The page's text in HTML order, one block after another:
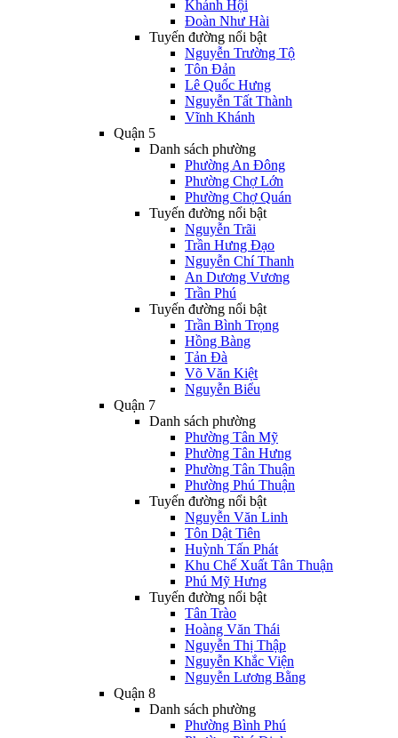
Khánh Hội
Đoàn Như Hài
Tuyến đường nổi bật
Nguyễn Trường Tộ
Tôn Đản
Lê Quốc Hưng
Nguyễn Tất Thành
Vĩnh Khánh
Quận 5
Danh sách phường
Phường An Đông
Phường Chợ Lớn
Phường Chợ Quán
Tuyến đường nổi bật
Nguyễn Trãi
Trần Hưng Đạo
Nguyễn Chí Thanh
An Dương Vương
Trần Phú
Tuyến đường nổi bật
Trần Bình Trọng
Hồng Bàng
Tản Đà
Võ Văn Kiệt
Nguyễn Biểu
Quận 7
Danh sách phường
Phường Tân Mỹ
Phường Tân Hưng
Phường Tân Thuận
Phường Phú Thuận
Tuyến đường nổi bật
Nguyễn Văn Linh
Tôn Dật Tiên
Huỳnh Tấn Phát
Khu Chế Xuất Tân Thuận
Phú Mỹ Hưng
Tuyến đường nổi bật
Tân Trào
Hoàng Văn Thái
Nguyễn Thị Thập
Nguyễn Khắc Viện
Nguyễn Lương Bằng
Quận 8
Danh sách phường
Phường Bình Phú